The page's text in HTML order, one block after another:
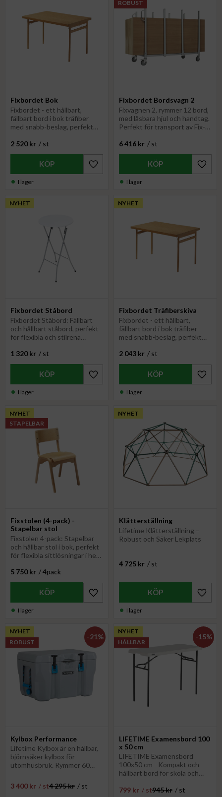
Fixbordet Bok
Fixbordet - ett hållbart,
fällbart bord i bok träfiber
med snabb-beslag, perfekt
utrymmen.
2 520kr / st
Lägg till i favoriter
I lager
Fixbordet Bordsvagn 2
Fixvagnen 2, rymmer 12 bord,
med låsbara hjul och handtag.
Perfekt för transport av Fix-
6 416 kr / st
ROBUST
Lägg
I lager
Fixbordet Ståbord
Fixbordet Ståbord: Fällbart
och hållbart ståbord, perfekt
för flexibla och stilrena
1 320kr / st
NYHET
Lägg till i favoriter
I lager
Fixbordet Träfiberskiva
Fixbordet - ett hållbart,
fällbart bord i bok träfiber
med snabb-beslag, perfekt
utrymmen.
2 043 kr / st
NYHET
Lägg
I lager
Fixstolen (4-pack) -
Stapelbar stol
Fixstolen 4-pack: Stapelbar
och hållbar stol i bok, perfekt
för flexibla sittlösningar i hem
5 750kr /4pack
NYHET
STAPELBAR
Lägg till i favoriter
I lager
Klätterställning
Lifetime Klätterställning –
Robust och Säker Lekplats
4 725 kr / st
NYHET
Lägg
I lager
Kylbox Performance
Lifetime Kylbox är en hållbar,
björnsäker kylbox för
utomhusbruk. Rymmer 60
för camping och äventyr
3 400kr / st4 295kr / st
21%
NYHET
ROBUST
LIFETIME Examensbord 100
x 50 cm
LIFETIME Examensbord
100x50 cm - Kompakt och
hållbart bord för skola och
799 kr / st945kr / st
15%
NYHET
HÅLLBAR